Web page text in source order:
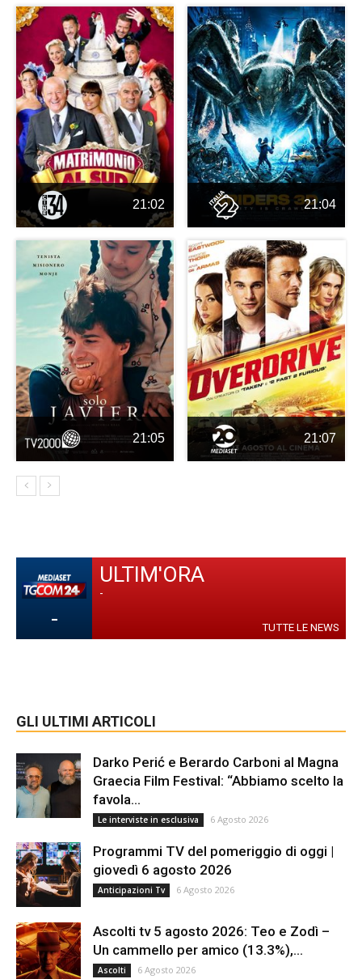
21:02 21:04
21:05 21:07
-
ULTIM'ORA
-
TUTTE LE NEWS
GLI ULTIMI ARTICOLI
Darko Perić e Berardo Carboni al Magna
Graecia Film Festival: “Abbiamo scelto la
favola...
Le interviste in esclusiva 6 Agosto 2026
Programmi TV del pomeriggio di oggi |
giovedì 6 agosto 2026
Anticipazioni Tv 6 Agosto 2026
Ascolti tv 5 agosto 2026: Teo e Zodì –
Un cammello per amico (13.3%),...
Ascolti 6 Agosto 2026